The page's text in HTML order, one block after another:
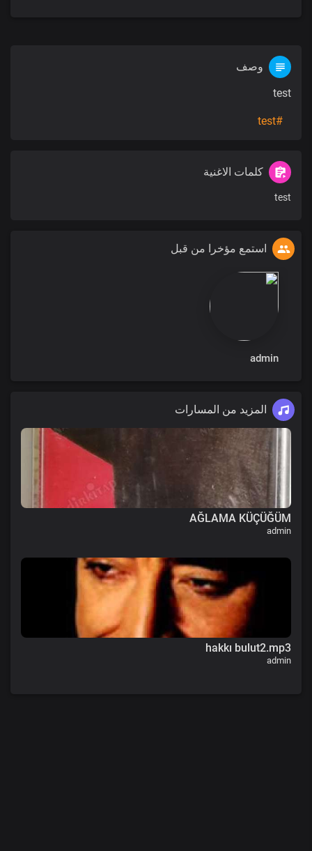
وصف
test
#test
كلمات الاغنية
test
استمع مؤخرا من قبل
admin
المزيد من المسارات
AĞLAMA KÜÇÜĞÜM
admin
hakkı bulut2.mp3
admin